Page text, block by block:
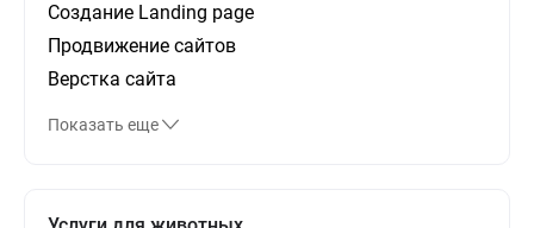
Создание Landing page
Продвижение сайтов
Верстка сайта
Показать еще